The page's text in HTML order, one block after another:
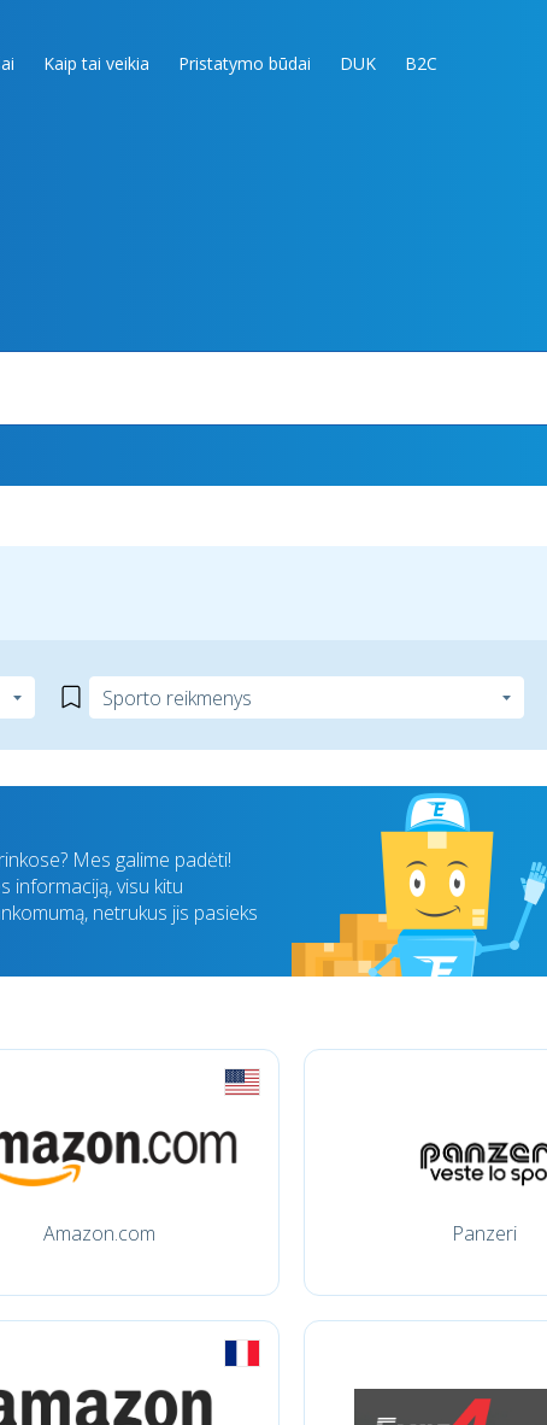
Kaip tai veikia Pristatymo būdai DUK B2C
Mes galime padėti!
informaciją, visu kitu
netrukus jis pasieks
Amazon.com Panzeri